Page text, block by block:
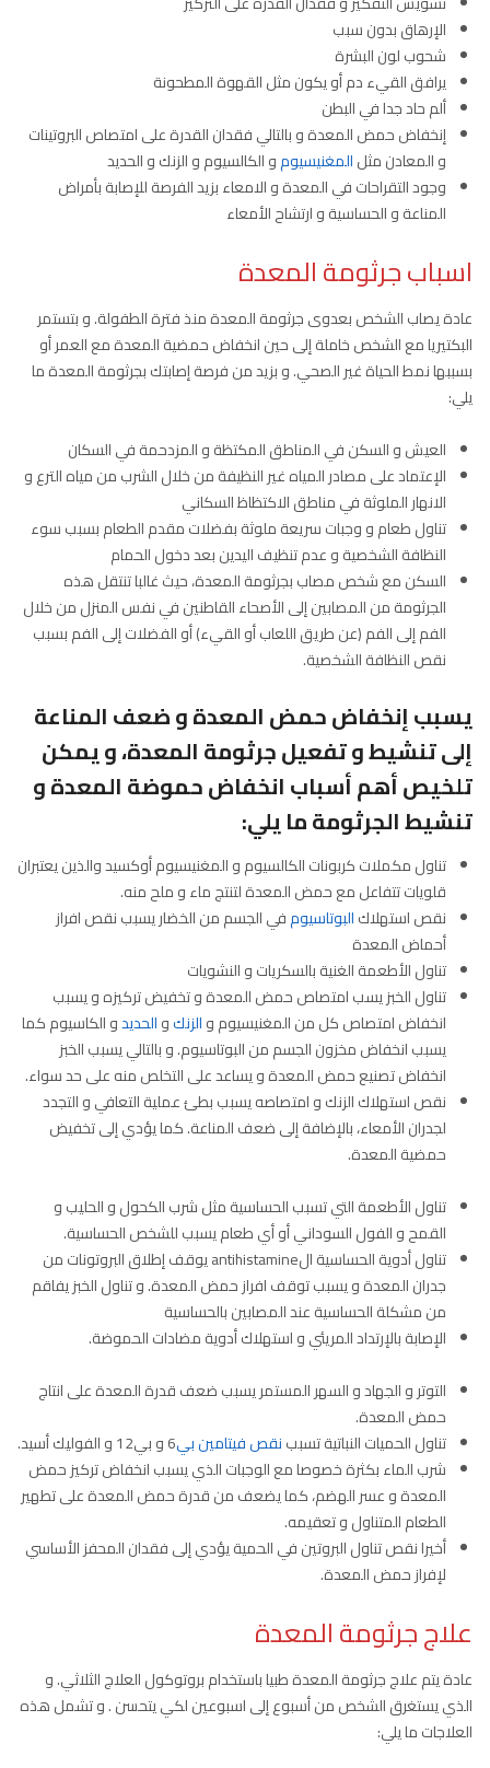
الإرهاق بدون سبب
شحوب لون البشرة
يرافق القيء دم أو يكون مثل القهوة المطحونة
ألم حاد جدا في البطن
إنخفاض حمض المعدة و بالتالي فقدان القدرة على امتصاص البروتينات
و المعادن مثلالمغنيسيومو الكالسيوم و الزنك و الحديد
وجود التقراحات في المعدة و الامعاء بزيد الفرصة للإصابة بأمراض
المناعة و الحساسية و ارتشاح الأمعاء
اسباب جرثومة المعدة
عادة يصاب الشخص بعدوى جرثومة المعدة منذ فترة الطفولة. و بتستمر
البكتيريا مع الشخص خاملة إلى حين انخفاض حمضية المعدة مع العمر أو
بسببها نمط الحياة غير الصحي. و بزيد من فرصة إصابتك بجرثومة المعدة ما
يلي:
العيش و السكن في المناطق المكتظة و المزدحمة في السكان
الإعتماد على مصادر المياه غير النظيفة من خلال الشرب من مياه الترع و
الانهار الملوثة في مناطق الاكتظاظ السكاني
تناول طعام و وجبات سريعة ملوثة بفضلات مقدم الطعام بسبب سوء
النظافة الشخصية و عدم تنظيف اليدين بعد دخول الحمام
السكن مع شخص مصاب بجرثومة المعدة، حيث غالبا تنتقل هذه
الجرثومة من المصابين إلى الأصحاء القاطنين في نفس المنزل من خلال
الفم إلى الفم (عن طريق اللعاب أو القيء) أو الفضلات إلى الفم بسبب
نقص النظافة الشخصية.
يسبب إنخفاض حمض المعدة و ضعف المناعة
إلى تنشيط و تفعيل جرثومة المعدة، و يمكن
تلخيص أهم أسباب انخفاض حموضة المعدة و
تنشيط الجرثومة ما يلي:
تناول مكملات كربونات الكالسيوم و المغنيسيوم أوكسيد والذين يعتبران
قلويات تتفاعل مع حمض المعدة لتنتج ماء و ملح منه.
نقص استهلاكالبوتاسيومفي الجسم من الخضار يسبب نقص افراز
أحماض المعدة
تناول الأطعمة الغنية بالسكريات و النشويات
تناول الخبز يسب امتصاص حمض المعدة و تخفيض تركيزه و يسبب
انخفاض امتصاص كل من المغنيسيوم والزنكوالحديدو الكاسيوم كما
يسبب انخفاض مخزون الجسم من البوتاسيوم. و بالتالي يسبب الخبز
انخفاض تصنيع حمض المعدة و يساعد على التخلص منه على حد سواء.
نقص استهلاك الزنك و امتصاصه يسبب بطئ عملية التعافي و التجدد
لجدران الأمعاء، بالإضافة إلى ضعف المناعة. كما يؤدي إلى تخفيض
حمضية المعدة.
تناول الأطعمة التي تسبب الحساسية مثل شرب الكحول و الحليب و
القمح و الفول السوداني أو أي طعام يسبب للشخص الحساسية.
تناول أدوية الحساسية الantihistamine يوقف إطلاق البروتونات من
جدران المعدة و يسبب توقف افراز حمض المعدة. و تناول الخبز يفاقم
من مشكلة الحساسية عند المصابين بالحساسية
الإصابة بالإرتداد المريئي و استهلاك أدوية مضادات الحموضة.
التوتر و الجهاد و السهر المستمر يسبب ضعف قدرة المعدة على انتاج
حمض المعدة.
تناول الحميات النباتية تسببنقص فيتامين بي6 و بي12 و الفوليك أسيد.
شرب الماء بكثرة خصوصا مع الوجبات الذي يسبب انخفاض تركيز حمض
المعدة و عسر الهضم، كما يضعف من قدرة حمض المعدة على تطهير
الطعام المتناول و تعقيمه.
أخيرا نقص تناول البروتين في الحمية يؤدي إلى فقدان المحفز الأساسي
لإفراز حمض المعدة.
علاج جرثومة المعدة
عادة يتم علاج جرثومة المعدة طبيا باستخدام بروتوكول العلاج الثلاثي. و
الذي يستغرق الشخص من أسبوع إلى اسبوعين لكي يتحسن . و تشمل هذه
العلاجات ما يلي: